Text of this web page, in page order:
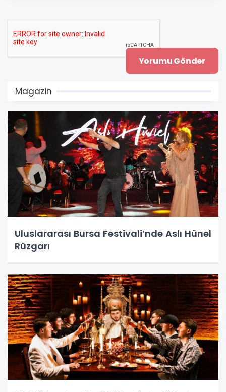
Magazin
Uluslararası Bursa Festivali’nde Aslı Hünel
Rüzgarı